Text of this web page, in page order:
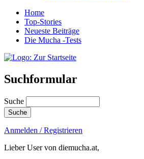
Home
Top-Stories
Neueste Beiträge
Die Mucha -Tests
Suchformular
Suche
Anmelden / Registrieren
Lieber User von diemucha.at,